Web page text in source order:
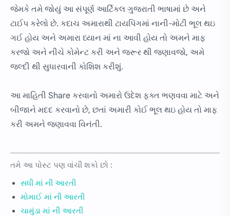
જેમકે તમે જોયું આ સંપૂર્ણ આર્ટિકલ ગુજરાતી ભાષામાં છે અને
ટાઈપ કરેલો છે. કદાચ અમારાથી ટાયપિંગમાં નાની-મોટી ભૂલ થઇ
ગઈ હોય અને અમારા ધ્યાન માં ના આવી હોય તો અમને માફ
કરજો અને નીચે કોમેન્ટ કરી અને જરૂર થી જણાવજો, અમે
જલ્દી થી સુધારવાની કોશિશ કરીશું.
આ માહિતી Share કરવાનો અમારો ઉદેશ ફક્ત ભણવવા માટે અને
બીજાને મદદ કરવાનો છે, છતાં અમારી કોઈ ભૂલ થઇ હોય તો માફ
કરી અમને જણાવવા વિનંતી.
તમે આ પોસ્ટ પણ વાંચી શકો છો :
સધી માં ની આરતી
મોમાઈ માં ની આરતી
ચામુંડા માં ની આરતી